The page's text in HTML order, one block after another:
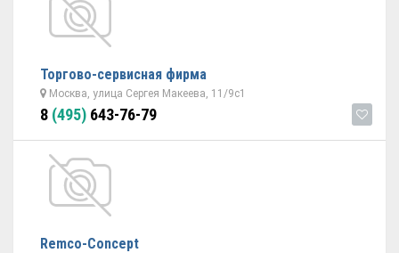
Торгово-сервисная фирма
Москва, улица Сергея Макеева, 11/9с1
8 (495) 643-76-79
Remco-Concept